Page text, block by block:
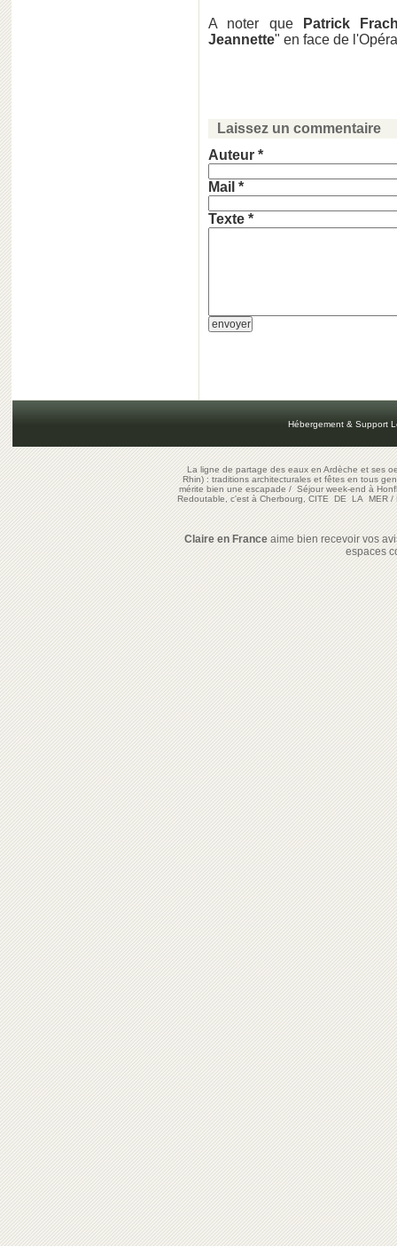
A noter que
Patrick
Jeannette" en face de
Laissez un commentaire
Auteur *
Mail *
Texte *
Hébergement & Support
La ligne de partage des eaux en Ardèche et ses
Rhin) : traditions architecturales et fêtes en tous
mérite bien une escapade/Séjour week-end à
Redoutable, c'est à Cherbourg, CITE DE LA MER/
Claire en Franceaime bien recevoir vos
espaces